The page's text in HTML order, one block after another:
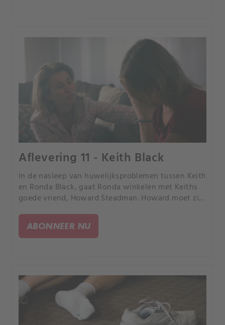
Aflevering 11 - Keith Black
In de nasleep van huwelijksproblemen tussen Keith
en Ronda Black, gaat Ronda winkelen met Keiths
goede vriend, Howard Steadman. Howard moet zijn
waarheid aan Ronda te onthullen.
ABONNEER NU